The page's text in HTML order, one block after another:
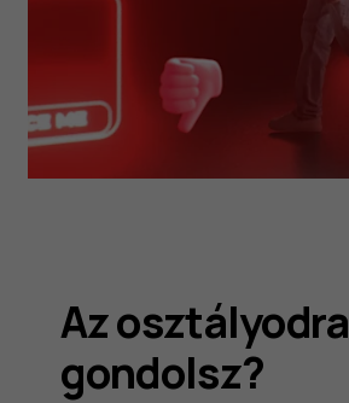
Az osztályodra
gondolsz?